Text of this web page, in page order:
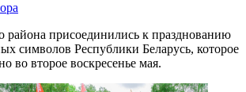
района присоединились к празднованию
символов Республики Беларусь, которое
во второе воскресенье мая.